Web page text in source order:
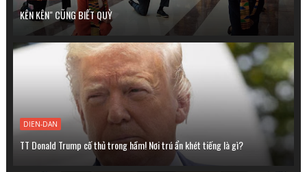
KÊN KÊN" CŨNG BIẾT QUỲ
DIEN-DAN
TT Donald Trump cố thủ trong hầm! Nơi trú ẩn khét tiếng là gì?